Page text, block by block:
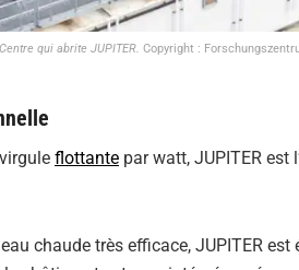
qui abrite JUPITER. Copyright :
flottante par watt, JUPITER est
chaude très efficace, JUPITER